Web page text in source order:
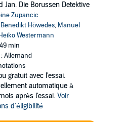
Jan. Die Borussen Detektive
Zupancic
Benedikt Höwedes, Manuel
Heiko Westermann
min
Allemand
gratuit avec l'essai.
automatique à
après l'essai. Voir
d'éligibilité